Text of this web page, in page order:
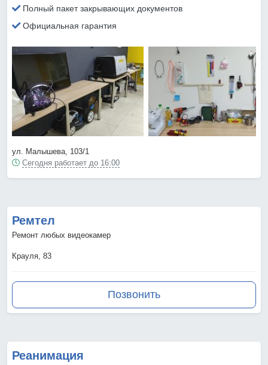
Полный пакет закрывающих документов
Официальная гарантия
ул. Малышева, 103/1
Сегодня работает до 16:00
Ремтел
Ремонт любых видеокамер
Крауля, 83
Позвонить
Реанимация